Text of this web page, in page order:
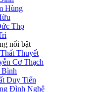
Hùng
Thọ
nổi bật
Thuyết
Cơ Thạch
Bình
Duy Tiến
Đình Nghệ